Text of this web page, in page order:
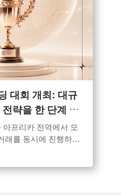
대회 개최: 대규
략을 한 단계 높
프리카 전역에서 모
래를 동시에 진행하는
이벤트를 개최하여 모